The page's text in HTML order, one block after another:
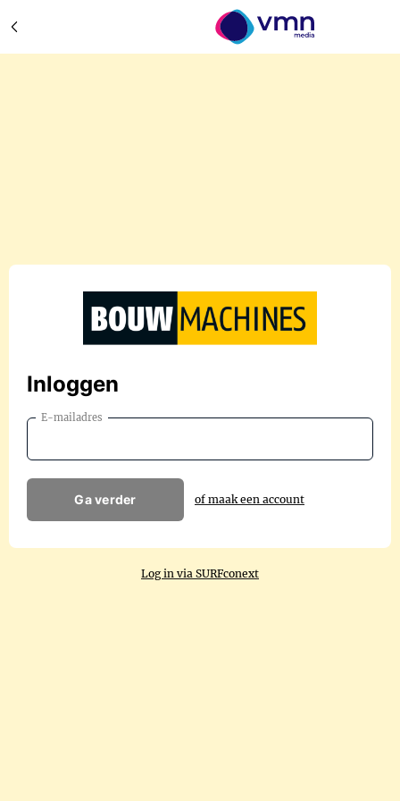
Inloggen
E-mailadres
Ga verder of maak een account
Log in via SURFconext